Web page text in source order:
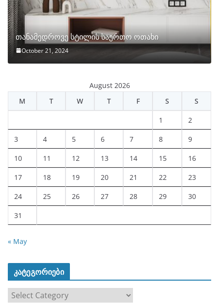
თანამედროვე სტილის საერთო ოთახი
October 21, 2024
August 2026
M
T W T F S S
1 2
3 4 5 6 7 8 9
10 11 12 13 14 15 16
17 18 19 20 21 22 23
24 25 26 27 28 29 30
31
« May
კატეგორიები
ა